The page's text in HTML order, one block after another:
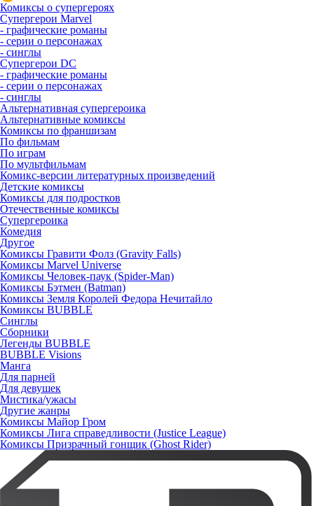
Комиксы о супергероях
Супергерои Marvel
- графические романы
- серии о персонажах
- синглы
Супергерои DC
- графические романы
- серии о персонажах
- синглы
Альтернативная супергероика
Альтернативные комиксы
Комиксы по франшизам
По фильмам
По играм
По мультфильмам
Комикс-версии литературных произведений
Детские комиксы
Комиксы для подростков
Отечественные комиксы
Супергероика
Комедия
Другое
Комиксы Гравити Фолз (Gravity Falls)
Комиксы Marvel Universe
Комиксы Человек-паук (Spider-Man)
Комиксы Бэтмен (Batman)
Комиксы Земля Королей Федора Нечитайло
Комиксы BUBBLE
Синглы
Сборники
Легенды BUBBLE
BUBBLE Visions
Манга
Для парней
Для девушек
Мистика/ужасы
Другие жанры
Комиксы Майор Гром
Комиксы Лига справедливости (Justice League)
Комиксы Призрачный гонщик (Ghost Rider)